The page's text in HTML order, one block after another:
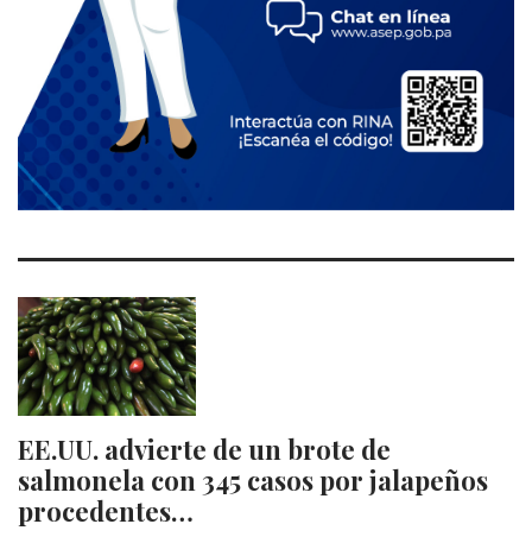
EE.UU. advierte de un brote de
salmonela con 345 casos por jalapeños
procedentes…